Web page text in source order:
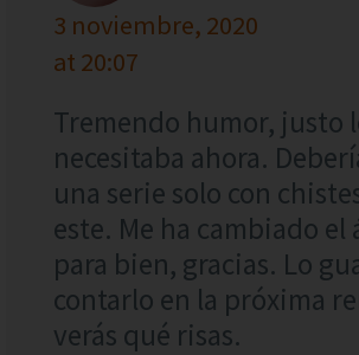
3 noviembre, 2020
at 20:07
Tremendo humor, justo
necesitaba ahora.
una serie solo con
este. Me ha cambiado el
para bien, gracias. Lo
contarlo en la próxima
verás qué risas.